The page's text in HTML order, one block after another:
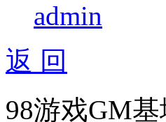
admin
返 回
98游戏GM